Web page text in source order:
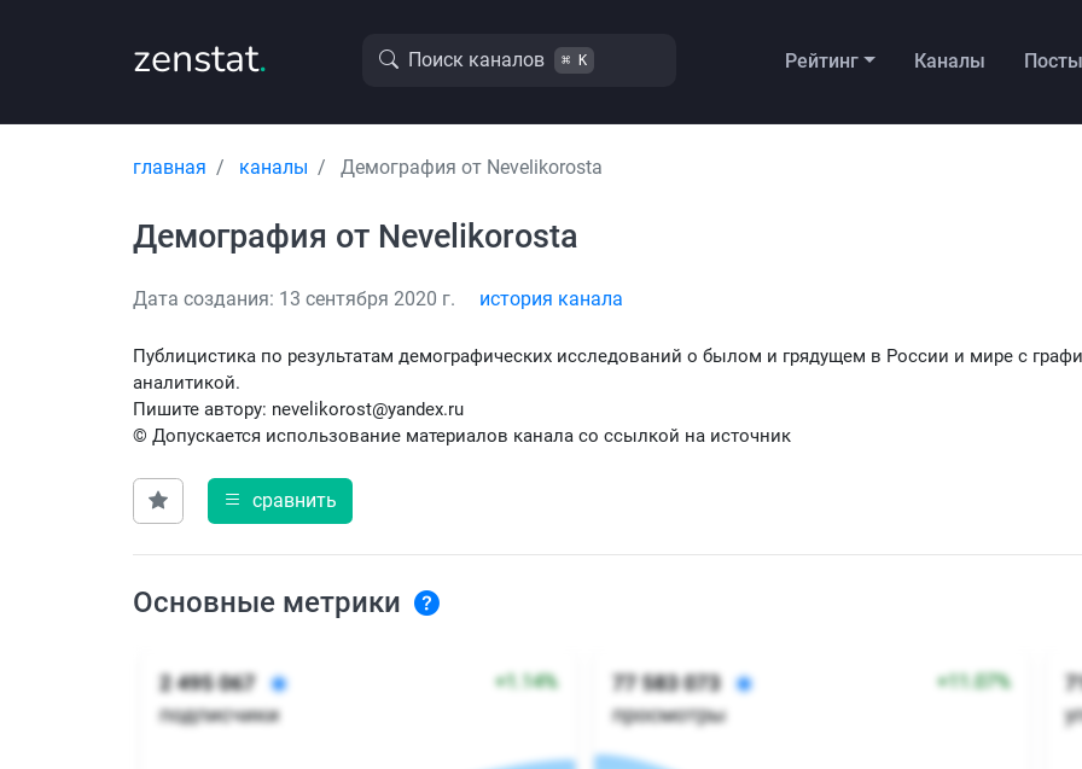
zenstat. Поиск каналов ⌘ K Рейтинг Каналы Посты
главная каналы Демография от Nevelikorostа
Демография от Nevelikorostа
Дата создания: 13 сентября 2020 г. история канала
Публицистика по результатам демографических исследований о былом и грядущем в России и мире с
аналитикой.
Пишите автору: nevelikorost@yandex.ru
© Допускается использование материалов канала со ссылкой на источник
сравнить
Основные метрики